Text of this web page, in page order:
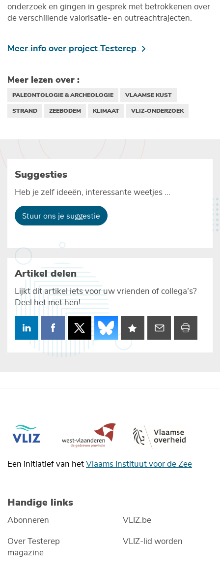
onderzoek en gingen in gesprek met betrokkenen over
de verschillende valorisatie- en outreachtrajecten.
Meer info over project Testerep
Meer lezen over :
PALEONTOLOGIE & ARCHEOLOGIE
VLAAMSE KUST
STRAND
ZEEBODEM KLIMAAT VLIZ-ONDERZOEK
Suggesties
Heb je zelf ideeën, interessante weetjes ...
Stuur ons je suggestie
Artikel delen
Lijkt dit artikel iets voor uw vrienden of collega’s?
Deel het met hen!
Een initiatief van het Vlaams Instituut voor de Zee
Handige links
Abonneren
Over Testerep
magazine
VLIZ.be
VLIZ-lid worden